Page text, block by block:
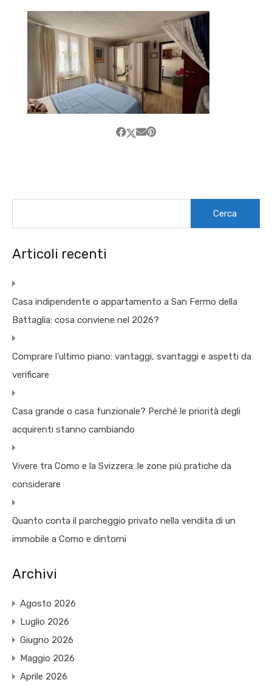
Articoli recenti
Casa indipendente o appartamento a San Fermo della
Battaglia: cosa conviene nel 2026?
Comprare l’ultimo piano: vantaggi, svantaggi e aspetti da
verificare
Casa grande o casa funzionale? Perché le priorità degli
acquirenti stanno cambiando
Vivere tra Como e la Svizzera: le zone più pratiche da
considerare
Quanto conta il parcheggio privato nella vendita di un
immobile a Como e dintorni
Archivi
Agosto 2026
Luglio 2026
Giugno 2026
Maggio 2026
Aprile 2026